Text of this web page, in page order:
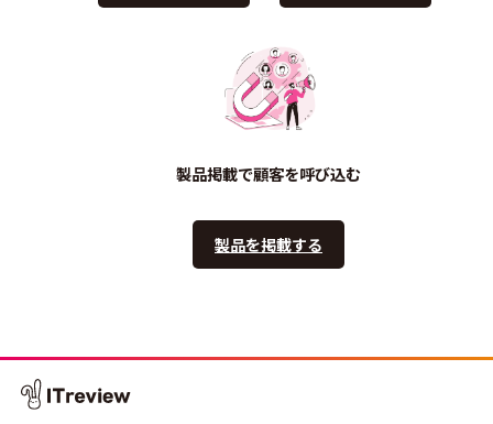
製品掲載で顧客を呼び込む
製品を掲載する